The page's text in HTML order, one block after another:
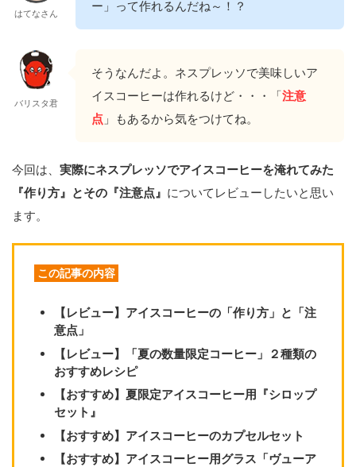
はてなさん
ー」って作れるんだね～！？
バリスタ君
そうなんだよ。ネスプレッソで美味しいア
イスコーヒーは作れるけど・・・「注意
点 」もあるから気をつけてね。
今回は、 実際にネスプレッソでアイスコーヒーを淹れてみた
『作り方』とその『注意点』 についてレビューしたいと思い
ます。
この記事の内容
【レビュー】アイスコーヒーの「作り方」と「注
意点」
【レビュー】「夏の数量限定コーヒー」２種類の
おすすめレシピ
【おすすめ】夏限定アイスコーヒー用『シロップ
セット』
【おすすめ】アイスコーヒーのカプセルセット
【おすすめ】アイスコーヒー用グラス「ヴューア